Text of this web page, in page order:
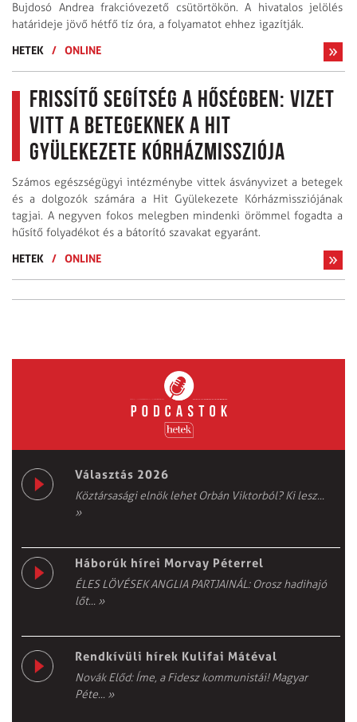
Bujdosó Andrea frakcióvezető csütörtökön. A hivatalos jelölés
határideje jövő hétfő tíz óra, a folyamatot ehhez igazítják.
HETEK
/ ONLINE
Frissítő segítség a hőségben: Vizet
vitt a betegeknek a Hit
Gyülekezete Kórházmissziója
Számos egészségügyi intézménybe vittek ásványvizet a betegek
és a dolgozók számára a Hit Gyülekezete Kórházmissziójának
tagjai. A negyven fokos melegben mindenki örömmel fogadta a
hűsítő folyadékot és a bátorító szavakat egyaránt.
HETEK
/ ONLINE
Választás 2026
Köztársasági elnök lehet Orbán Viktorból? Ki lesz...
»
Háborúk hírei Morvay Péterrel
ÉLES LÖVÉSEK ANGLIA PARTJAINÁL: Orosz hadihajó
lőt... »
Rendkívüli hírek Kulifai Mátéval
Novák Előd: Íme, a Fidesz kommunistái! Magyar
Péte... »